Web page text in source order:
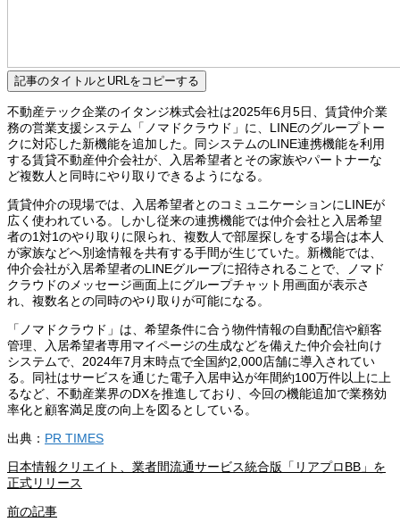
記事のタイトルとURLをコピーする
不動産テック企業のイタンジ株式会社は2025年6月5日、賃貸仲介業
務の営業支援システム「ノマドクラウド」に、LINEのグループトー
クに対応した新機能を追加した。同システムのLINE連携機能を利用
する賃貸不動産仲介会社が、入居希望者とその家族やパートナーな
ど複数人と同時にやり取りできるようになる。
賃貸仲介の現場では、入居希望者とのコミュニケーションにLINEが
広く使われている。しかし従来の連携機能では仲介会社と入居希望
者の1対1のやり取りに限られ、複数人で部屋探しをする場合は本人
が家族などへ別途情報を共有する手間が生じていた。新機能では、
仲介会社が入居希望者のLINEグループに招待されることで、ノマド
クラウドのメッセージ画面上にグループチャット用画面が表示さ
れ、複数名との同時のやり取りが可能になる。
「ノマドクラウド」は、希望条件に合う物件情報の自動配信や顧客
管理、入居希望者専用マイページの生成などを備えた仲介会社向け
システムで、2024年7月末時点で全国約2,000店舗に導入されてい
る。同社はサービスを通じた電子入居申込が年間約100万件以上に上
るなど、不動産業界のDXを推進しており、今回の機能追加で業務効
率化と顧客満足度の向上を図るとしている。
出典： PR TIMES
日本情報クリエイト、業者間流通サービス統合版「リアプロBB」を
正式リリース
前の記事